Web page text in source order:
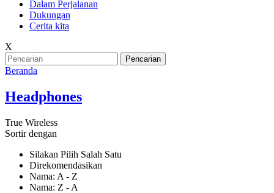
Dalam Perjalanan
Dukungan
Cerita kita
X
Pencarian
Beranda
Headphones
True Wireless
Sortir dengan
Silakan Pilih Salah Satu
Direkomendasikan
Nama: A - Z
Nama: Z - A